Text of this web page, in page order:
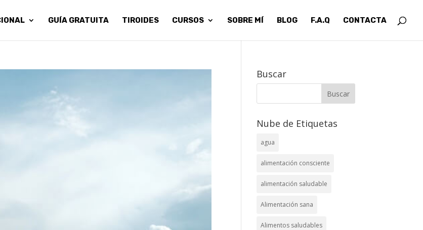
GUÍA GRATUITA TIROIDES CURSOS SOBRE MÍ BLOG F.A.Q CONTACTA
Buscar
Nube de Etiquetas
agua
alimentación consciente
alimentación saludable
Alimentación sana
Alimentos saludables